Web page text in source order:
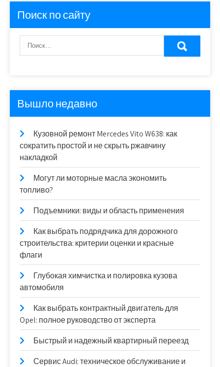
Поиск по сайту
Вышло недавно
Кузовной ремонт Mercedes Vito W638: как
сократить простой и не скрыть ржавчину
накладкой
Могут ли моторные масла экономить
топливо?
Подъемники: виды и область применения
Как выбрать подрядчика для дорожного
строительства: критерии оценки и красные
флаги
Глубокая химчистка и полировка кузова
автомобиля
Как выбрать контрактный двигатель для
Opel: полное руководство от эксперта
Быстрый и надежный квартирный переезд
Сервис Audi: техническое обслуживание и